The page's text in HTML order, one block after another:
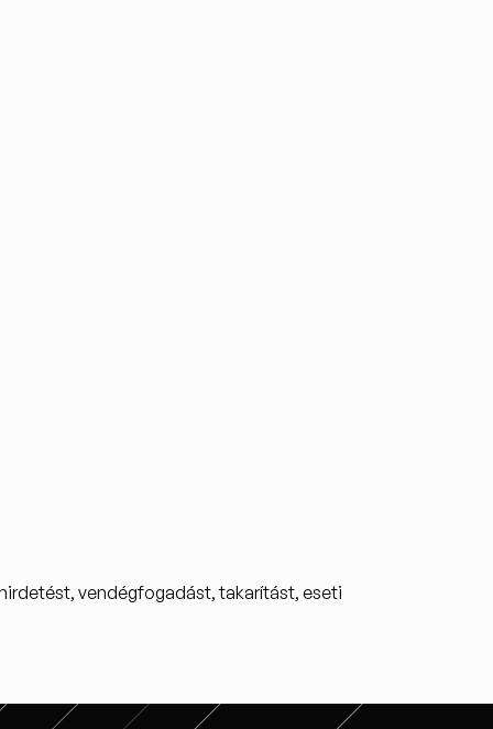
vendégfogadást, takarítást, eseti